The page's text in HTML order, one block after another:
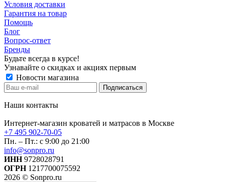
Условия доставки
Гарантия на товар
Помощь
Блог
Вопрос-ответ
Бренды
Будьте всегда в курсе!
Узнавайте о скидках и акциях первым
Новости магазина
Наши контакты
Интернет-магазин кроватей и матрасов в Москве
+7 495 902-70-05
Пн. – Пт.: с 9:00 до 21:00
info@sonpro.ru
ИНН9728028791
ОГРН1217700075592
2026 © Sonpro.ru